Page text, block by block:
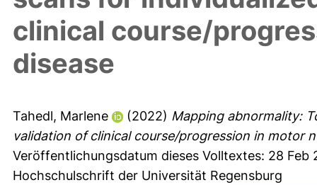
clinical course/
disease
Tahedl, Marlene (2022) Mapping abnormality:
validation of clinical course/progression in motor
Veröffentlichungsdatum dieses Volltextes: 28 Feb
Hochschulschrift der Universität Regensburg